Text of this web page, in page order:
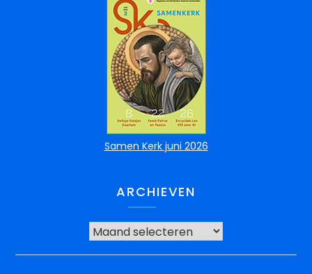
Samen Kerk juni 2026
ARCHIEVEN